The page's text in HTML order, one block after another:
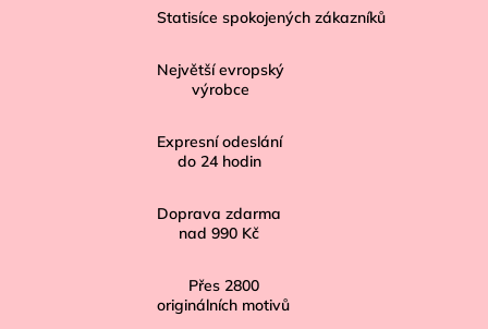
Statisíce spokojených zákazníků
Největší evropský
výrobce
Expresní odeslání
do 24 hodin
Doprava zdarma
nad 990 Kč
Přes 2800
originálních motivů